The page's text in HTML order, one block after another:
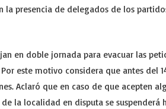
presencia de delegados de los
en doble jornada para evacuar las
este motivo considera que antes del
Aclaró que en caso de que acepten
la localidad en disputa se suspenderá